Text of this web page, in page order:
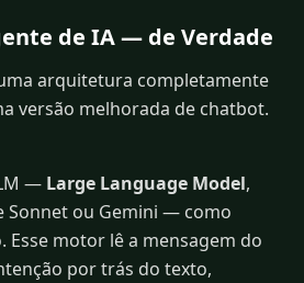
de IA — de Verdade
arquitetura completamente
versão melhorada de chatbot.
— Large Language Model,
Sonnet ou Gemini — como
motor lê a mensagem do
por trás do texto,